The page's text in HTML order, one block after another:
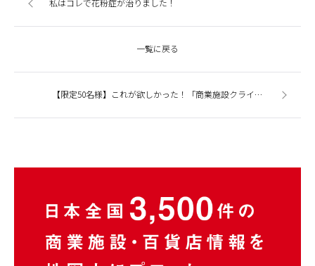
一覧に戻る
【限定50名様】これが欲しかった！「商業施設クライアントに突き刺さる企画書」差し上げます。